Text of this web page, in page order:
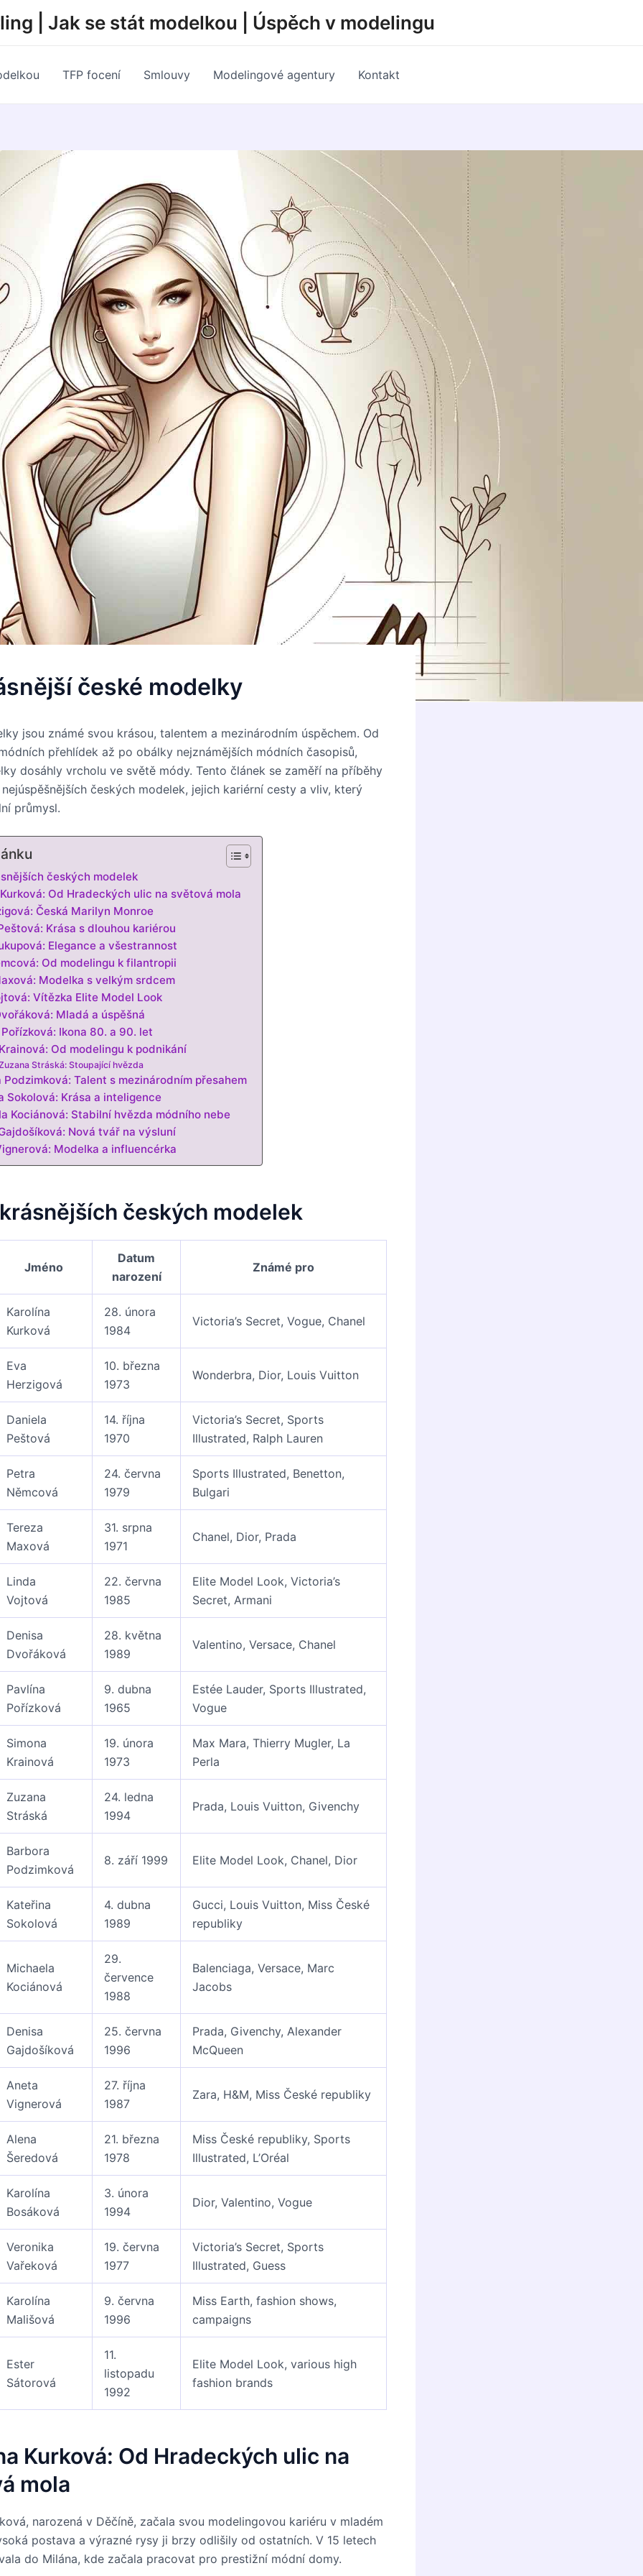
| Jak se stát modelkou | Úspěch v modelingu
TFP focení Smlouvy Modelingové agentury Kontakt
české modelky
jsou známé svou krásou, talentem a mezinárodním úspěchem. Od
přehlídek až po obálky nejznámějších módních časopisů,
dosáhly vrcholu ve světě módy. Tento článek se zaměří na příběhy
českých modelek, jejich kariérní cesty a vliv, který
průmysl.
českých modelek
Od Hradeckých ulic na světová mola
Česká Marilyn Monroe
Krása s dlouhou kariérou
Elegance a všestrannost
Od modelingu k filantropii
Modelka s velkým srdcem
Vítězka Elite Model Look
Mladá a úspěšná
Ikona 80. a 90. let
Od modelingu k podnikání
Stráská: Stoupající hvězda
Podzimková: Talent s mezinárodním přesahem
Sokolová: Krása a inteligence
Kociánová: Stabilní hvězda módního nebe
Nová tvář na výsluní
Modelka a influencérka
českých modelek
Jméno
Datum
narození
Známé pro
Karolína
Kurková
28. února
1984
Victoria’s Secret, Vogue, Chanel
Eva
Herzigová
10. března
1973
Wonderbra, Dior, Louis Vuitton
Daniela
Peštová
14. října
1970
Victoria’s Secret, Sports
Illustrated, Ralph Lauren
Petra
Němcová
24. června
1979
Sports Illustrated, Benetton,
Bulgari
Tereza
Maxová
31. srpna
1971
Chanel, Dior, Prada
Linda
Vojtová
22. června
1985
Elite Model Look, Victoria’s
Secret, Armani
Denisa
Dvořáková
28. května
1989
Valentino, Versace, Chanel
Pavlína
Pořízková
9. dubna
1965
Estée Lauder, Sports Illustrated,
Vogue
Simona
Krainová
19. února
1973
Max Mara, Thierry Mugler, La
Perla
Zuzana
Stráská
24. ledna
1994
Prada, Louis Vuitton, Givenchy
Barbora
Podzimková
8. září 1999 Elite Model Look, Chanel, Dior
Kateřina
Sokolová
4. dubna
1989
Gucci, Louis Vuitton, Miss České
republiky
Michaela
Kociánová
29.
července
1988
Balenciaga, Versace, Marc
Jacobs
Denisa
Gajdošíková
25. června
1996
Prada, Givenchy, Alexander
McQueen
Aneta
Vignerová
27. října
1987
Zara, H&M, Miss České republiky
Alena
Šeredová
21. března
1978
Miss České republiky, Sports
Illustrated, L’Oréal
Karolína
Bosáková
3. února
1994
Dior, Valentino, Vogue
Veronika
Vařeková
19. června
1977
Victoria’s Secret, Sports
Illustrated, Guess
Karolína
Mališová
9. června
1996
Miss Earth, fashion shows,
campaigns
Ester
Sátorová
11.
listopadu
1992
Elite Model Look, various high
fashion brands
Kurková: Od Hradeckých ulic na
mola
narozená v Děčíně, začala svou modelingovou kariéru v mladém
postava a výrazné rysy ji brzy odlišily od ostatních. V 15 letech
do Milána, kde začala pracovat pro prestižní módní domy.